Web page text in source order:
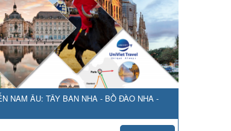
NAM ÂU: TÂY BAN NHA - BỒ ĐÀO NHA -